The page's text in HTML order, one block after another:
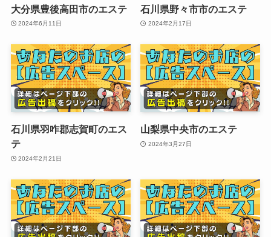
大分県豊後高田市のエステ
2024年6月11日
石川県野々市市のエステ
2024年2月17日
石川県羽咋郡志賀町のエス
テ
2024年2月21日
山梨県中央市のエステ
2024年3月27日